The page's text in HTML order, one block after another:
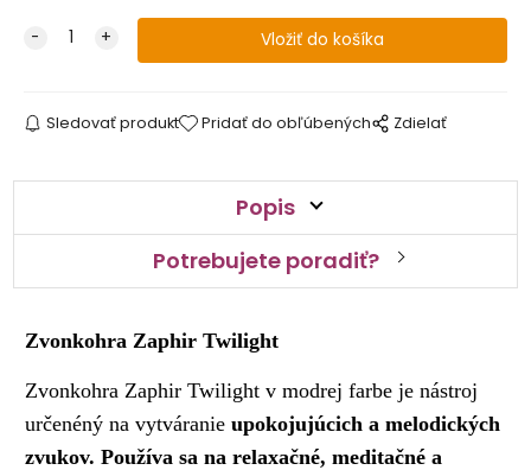
Sledovať produkt Pridať do obľúbených Zdielať
Popis
Potrebujete poradiť?
Zvonkohra Zaphir Twilight
Zvonkohra Zaphir Twilight v modrej farbe je nástroj
určenéný na vytváranieupokojujúcich a melodických
zvukov. Používa sa na relaxačné, meditačné a